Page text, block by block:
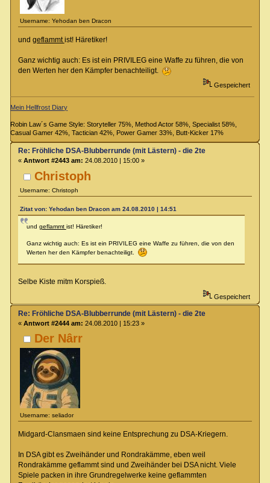
Username: Yehodan ben Dracon
und geflammtist! Häretiker!
Ganz wichtig auch: Es ist ein PRIVILEG eine Waffe zu führen, die von
den Werten her den Kämpfer benachteiligt.
Gespeichert
Mein Hellfrost Diary
Robin Law´s Game Style: Storyteller 75%, Method Actor 58%, Specialist 58%,
Casual Gamer 42%, Tactician 42%, Power Gamer 33%, Butt-Kicker 17%
Christoph
Username: Christoph
Re: Fröhliche DSA-Blubberrunde (mit Lästern) - die 2te
« Antwort #2443 am: 24.08.2010 | 15:00 »
Zitat von: Yehodan ben Dracon am 24.08.2010 | 14:51
und geflammt ist! Häretiker!
Ganz wichtig auch: Es ist ein PRIVILEG eine Waffe zu führen, die von den
Werten her den Kämpfer benachteiligt.
Selbe Kiste mitm Korspieß.
Gespeichert
Der Nârr
Username: seliador
Re: Fröhliche DSA-Blubberrunde (mit Lästern) - die 2te
« Antwort #2444 am: 24.08.2010 | 15:23 »
Midgard-Clansmaen sind keine Entsprechung zu DSA-Kriegern.
In DSA gibt es Zweihänder und Rondrakämme, eben weil
Rondrakämme geflammt sind und Zweihänder bei DSA nicht. Viele
Spiele packen in ihre Grundregelwerke keine geflammten